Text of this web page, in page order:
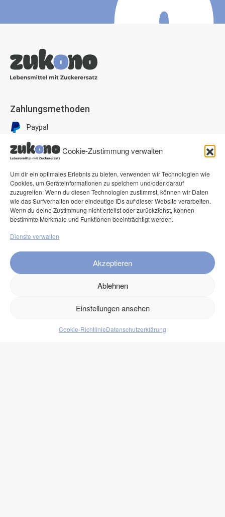
Cookie-Zustimmung verwalten
Um dir ein optimales Erlebnis zu bieten, verwenden wir Technologien wie
Cookies, um Geräteinformationen zu speichern und/oder darauf
zuzugreifen. Wenn du diesen Technologien zustimmst, können wir Daten
wie das Surfverhalten oder eindeutige IDs auf dieser Website verarbeiten.
Wenn du deine Zustimmung nicht erteilst oder zurückziehst, können
bestimmte Merkmale und Funktionen beeinträchtigt werden.
Dienste verwalten
Akzeptieren
Ablehnen
Einstellungen ansehen
Cookie-RichtlinieDatenschutzerklärung
Zahlungsmethoden
Paypal
Visa
Mastercard
American Express
Klarna Pay now
Klarna Rechnung
Service
FAQ
Kontakt